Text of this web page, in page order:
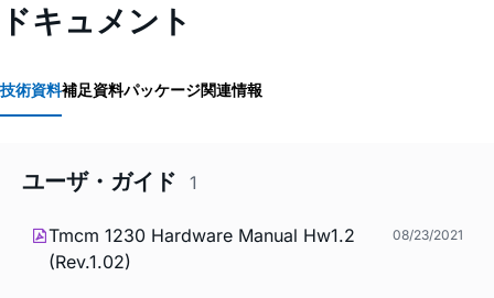
ドキュメント
技術資料補足資料パッケージ関連情報
ユーザ・ガイド 1
Tmcm 1230 Hardware Manual Hw1.2
(Rev.1.02)
08/23/2021